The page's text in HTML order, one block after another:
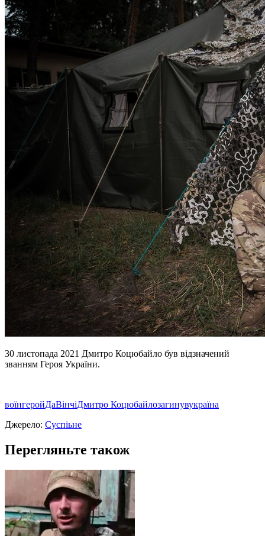
30 листопада 2021 Дмитро Коцюбайло був вiдзначений
званням Героя України.
воїнгеройДаВінчіДмитро Коцюбайлозагинувукраїна
Джерело: Суспіьне
Перегляньте також